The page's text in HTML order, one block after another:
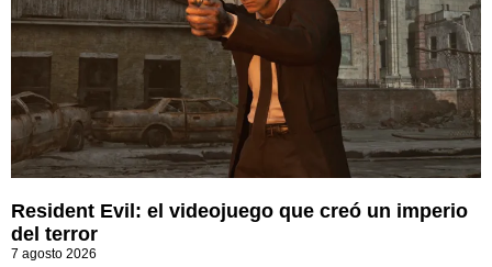
Resident Evil: el videojuego que creó un imperio
del terror
7 agosto 2026